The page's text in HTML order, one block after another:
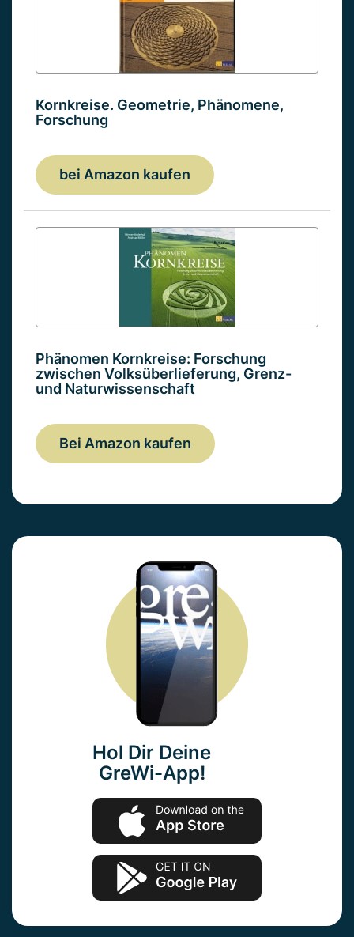
Kornkreise. Geometrie, Phänomene,
Forschung
bei Amazon kaufen
Phänomen Kornkreise: Forschung
zwischen Volksüberlieferung, Grenz-
und Naturwissenschaft
Bei Amazon kaufen
Hol Dir Deine
GreWi-App!